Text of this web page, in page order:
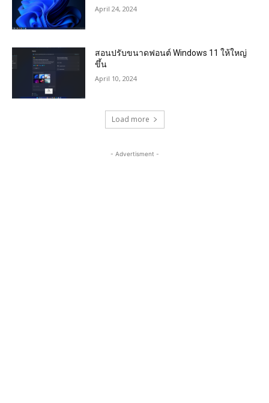
April 24, 2024
สอนปรับขนาดฟอนต์ Windows 11 ให้ใหญ่
ขึ้น
April 10, 2024
Load more
- Advertisment -